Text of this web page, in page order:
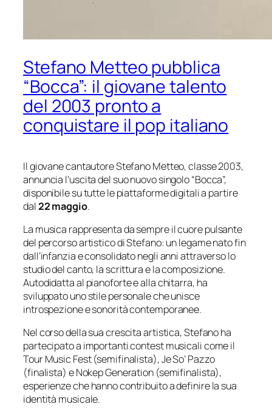
Stefano Metteo pubblica
“Bocca”: il giovane talento
del 2003 pronto a
conquistare il pop italiano
Il giovane cantautore Stefano Metteo, classe 2003,
annuncia l’uscita del suo nuovo singolo “Bocca”,
disponibile su tutte le piattaforme digitali a partire
dal22 maggio.
La musica rappresenta da sempre il cuore pulsante
del percorso artistico di Stefano: un legame nato fin
dall’infanzia e consolidato negli anni attraverso lo
studio del canto, la scrittura e la composizione.
Autodidatta al pianoforte e alla chitarra, ha
sviluppato uno stile personale che unisce
introspezione e sonorità contemporanee.
Nel corso della sua crescita artistica, Stefano ha
partecipato a importanti contest musicali come il
Tour Music Fest (semifinalista), Je So’ Pazzo
(finalista) e Nokep Generation (semifinalista),
esperienze che hanno contribuito a definire la sua
identità musicale.